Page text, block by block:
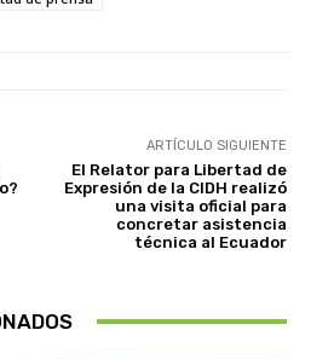
ARTÍCULO SIGUIENTE
El Relator para Libertad de
Expresión de la CIDH realizó
una visita oficial para
concretar asistencia
técnica al Ecuador